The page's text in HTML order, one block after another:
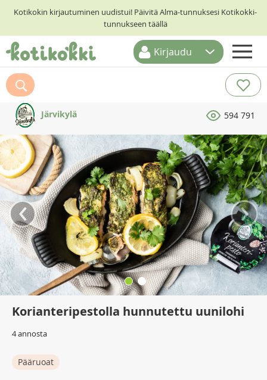
Kotikokin kirjautuminen uudistui! Päivitä Alma-tunnuksesi Kotikokki-
tunnukseen täällä
ETUSIVU
RESEPTIHAKU
RUOKATEEMAT
KESKUSTELUT
KOTIKOKIT
Kirjaudu
Järvikylä 594 791
‹ ›
Korianteripestolla hunnutettu uunilohi
4 annosta
Pääruoat